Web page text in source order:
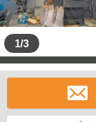
1/3